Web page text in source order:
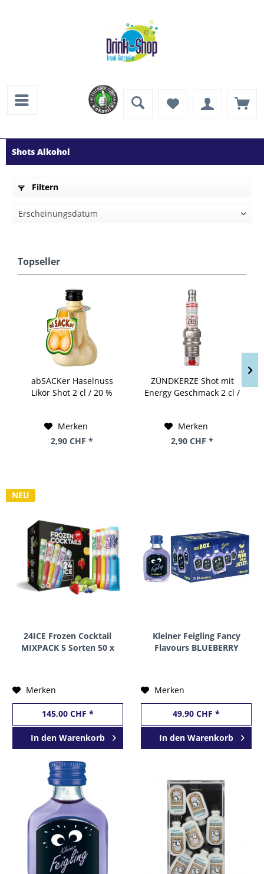
Shots Alkohol
Filtern
Topseller
abSACKer Haselnuss
Likör Shot 2 cl / 20 %
Merken
2,90 CHF *
ZÜNDKERZE Shot mit
Energy Geschmack 2 cl /
Merken
2,90 CHF *
NEU
24ICE Frozen Cocktail
MIXPACK 5 Sorten 50 x
Merken
145,00 CHF *
In den Warenkorb
Kleiner Feigling Fancy
Flavours BLUEBERRY
Merken
49,90 CHF *
In den Warenkorb